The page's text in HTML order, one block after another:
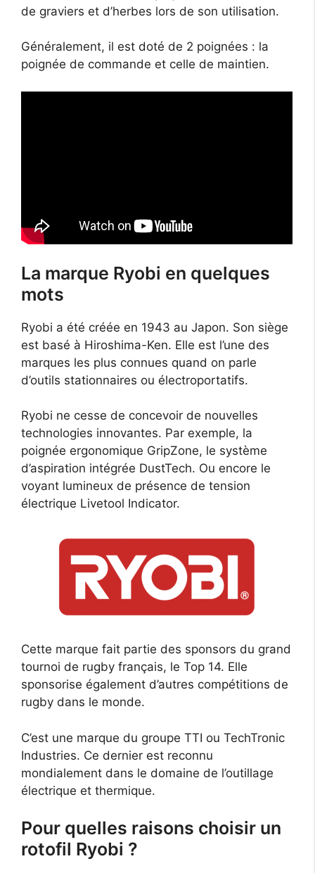
de graviers et d’herbes lors de son utilisation.
Généralement, il est doté de 2 poignées : la
poignée de commande et celle de maintien.
La marque Ryobi en quelques
mots
Ryobi a été créée en 1943 au Japon. Son siège
est basé à Hiroshima-Ken. Elle est l’une des
marques les plus connues quand on parle
d’outils stationnaires ou électroportatifs.
Ryobi ne cesse de concevoir de nouvelles
technologies innovantes. Par exemple, la
poignée ergonomique GripZone, le système
d’aspiration intégrée DustTech. Ou encore le
voyant lumineux de présence de tension
électrique Livetool Indicator.
Cette marque fait partie des sponsors du grand
tournoi de rugby français, le Top 14. Elle
sponsorise également d’autres compétitions de
rugby dans le monde.
C’est une marque du groupe TTI ou TechTronic
Industries. Ce dernier est reconnu
mondialement dans le domaine de l’outillage
électrique et thermique.
Pour quelles raisons choisir un
rotofil Ryobi ?